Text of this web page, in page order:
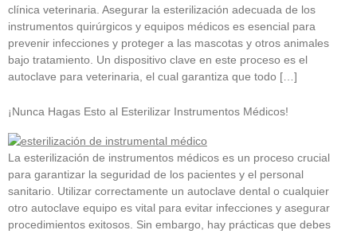
clínica veterinaria. Asegurar la esterilización adecuada de los
instrumentos quirúrgicos y equipos médicos es esencial para
prevenir infecciones y proteger a las mascotas y otros animales
bajo tratamiento. Un dispositivo clave en este proceso es el
autoclave para veterinaria, el cual garantiza que todo […]
¡Nunca Hagas Esto al Esterilizar Instrumentos Médicos!
La esterilización de instrumentos médicos es un proceso crucial
para garantizar la seguridad de los pacientes y el personal
sanitario. Utilizar correctamente un autoclave dental o cualquier
otro autoclave equipo es vital para evitar infecciones y asegurar
procedimientos exitosos. Sin embargo, hay prácticas que debes